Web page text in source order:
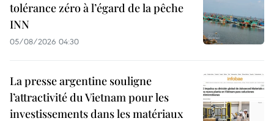
tolérance zéro à l’égard de la pêche
INN
05/08/2026 04:30
La presse argentine souligne
l’attractivité du Vietnam pour les
investissements dans les matériaux